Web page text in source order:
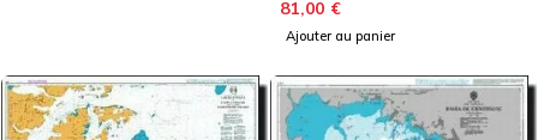
81,00 €
Ajouter au panier